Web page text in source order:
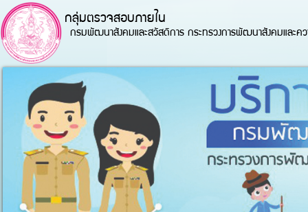
กลุ่มตรวจสอบภายใน
กรมพัฒนาสังคมและสวัสดิการ กระทรวงการพัฒนาสังคมและค